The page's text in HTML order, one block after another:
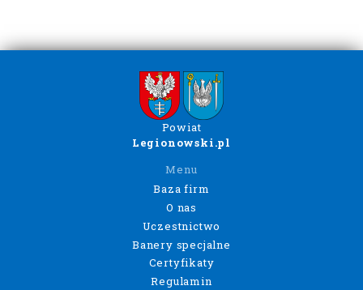
Powiat
Legionowski.pl
Menu
Baza firm
O nas
Uczestnictwo
Banery specjalne
Certyfikaty
Regulamin